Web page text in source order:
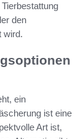
Tierbestattung
den
wird.
ein
ist eine
Art ist,